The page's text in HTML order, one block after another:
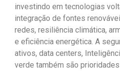
investindo em tecnologias
integração de fontes
redes, resiliência climática,
e eficiência energética. A
ativos, data centers,
verde também são